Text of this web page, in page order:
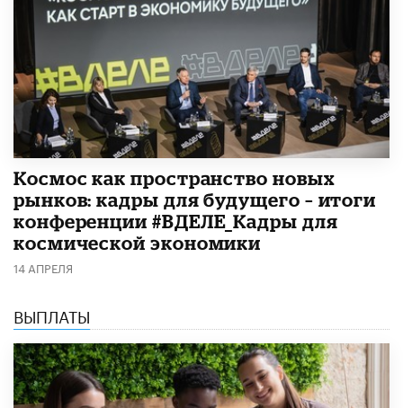
Космос как пространство новых
рынков: кадры для будущего – итоги
конференции #ВДЕЛЕ_Кадры для
космической экономики
14 АПРЕЛЯ
ВЫПЛАТЫ